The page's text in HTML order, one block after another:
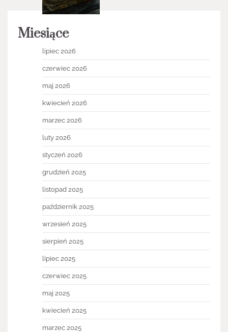
Miesiące
lipiec 2026
czerwiec 2026
maj 2026
kwiecień 2026
marzec 2026
luty 2026
styczeń 2026
grudzień 2025
listopad 2025
październik 2025
wrzesień 2025
sierpień 2025
lipiec 2025
czerwiec 2025
maj 2025
kwiecień 2025
marzec 2025